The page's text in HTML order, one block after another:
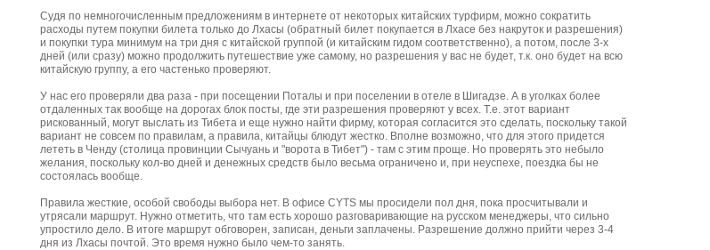
Судя по немногочисленным предложениям в интернете от некоторых китайских турфирм, можно сократить
расходы путем покупки билета только до Лхасы (обратный билет покупается в Лхасе без накруток и разрешения)
и покупки тура минимум на три дня с китайской группой (и китайским гидом соответственно), а потом, после 3-х
дней (или сразу) можно продолжить путешествие уже самому, но разрешения у вас не будет, т.к. оно будет на всю
китайскую группу, а его частенько проверяют.
У нас его проверяли два раза - при посещении Поталы и при поселении в отеле в Шигадзе. А в уголках более
отдаленных так вообще на дорогах блок посты, где эти разрешения проверяют у всех. Т.е. этот вариант
рискованный, могут выслать из Тибета и еще нужно найти фирму, которая согласится это сделать, поскольку такой
вариант не совсем по правилам, а правила, китайцы блюдут жестко. Вполне возможно, что для этого придется
лететь в Ченду (столица провинции Сычуань и "ворота в Тибет") - там с этим проще. Но проверять это небыло
желания, поскольку кол-во дней и денежных средств было весьма ограничено и, при неуспехе, поездка бы не
состоялась вообще.
Правила жесткие, особой свободы выбора нет. В офисе CYTS мы просидели пол дня, пока просчитывали и
утрясали маршрут. Нужно отметить, что там есть хорошо разговаривающие на русском менеджеры, что сильно
упростило дело. В итоге маршрут обговорен, записан, деньги заплачены. Разрешение должно прийти через 3-4
дня из Лхасы почтой. Это время нужно было чем-то занять.